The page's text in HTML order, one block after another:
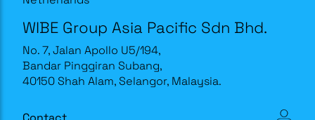
WIBE Group Asia Pacific Sdn Bhd.
No. 7, Jalan Apollo U5/194,
Bandar Pinggiran Subang,
40150 Shah Alam, Selangor, Malaysia.